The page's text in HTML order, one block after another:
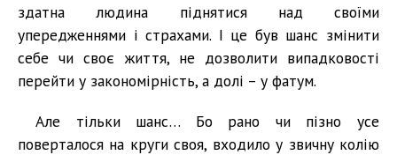
здатна людина піднятися над своїми
упередженнями і страхами. І це був шанс змінити
себе чи своє життя, не дозволити випадковості
перейти у закономірність, а долі – у фатум.
Але тільки шанс… Бо рано чи пізно усе
поверталося на круги своя, входило у звичну колію